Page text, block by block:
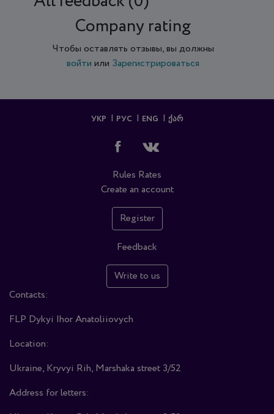
Company rating
Чтобы оставлять отзывы, вы должны
войти или Зарегистрироваться
УКР РУС ENG ᲥᲐᲠ
Rules Rates
Create an account
Register
Feedback
Write to us
Contacts:
FLP Dykyi Ihor Anatoliiovych
Location:
Ukraine, Kryvyi Rih, Marshaka street 3/52
Address for letters: